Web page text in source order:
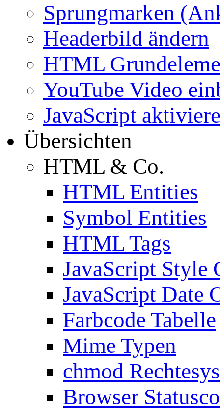
Sprungmarken
Headerbild ändern
HTML
YouTube Video
JavaScript
Übersichten
HTML & Co.
HTML Entities
Symbol Entities
HTML Tags
JavaScript Style
JavaScript Date
Farbcode Tabelle
Mime Typen
chmod
Browser